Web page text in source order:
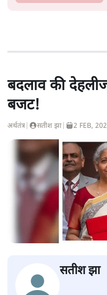
बदलाव की
बजट!
अर्थतंत्र सतीश झा 2 FEB,
सतीश झा